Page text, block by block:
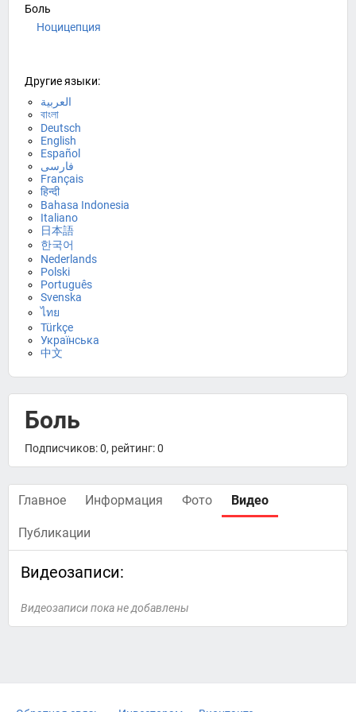
Боль
Ноцицепция
Другие языки:
العربية
বাংলা
Deutsch
English
Español
فارسی
Français
हिन्दी
Bahasa Indonesia
Italiano
日本語
한국어
Nederlands
Polski
Português
Svenska
ไทย
Türkçe
Українська
中文
Боль
Подписчиков: 0, рейтинг: 0
Главное Информация Фото Видео
Публикации
Видеозаписи:
Видеозаписи пока не добавлены